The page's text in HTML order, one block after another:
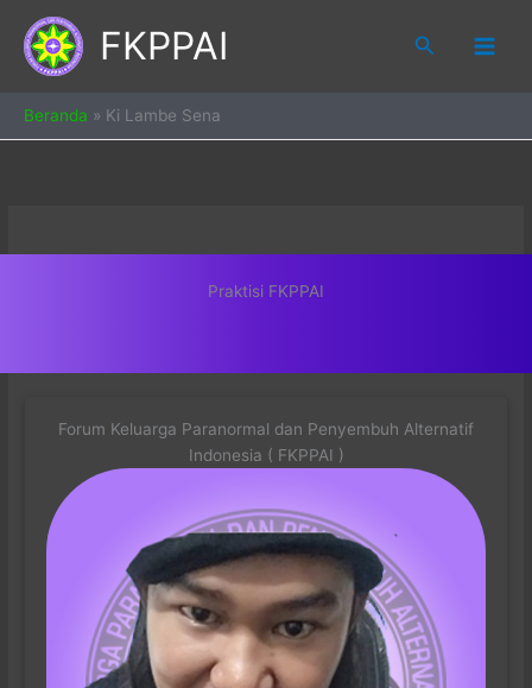
content
FKPPAI Search
Beranda » Ki Lambe Sena
Praktisi FKPPAI
Forum Keluarga Paranormal dan Penyembuh Alternatif
Indonesia ( FKPPAI )